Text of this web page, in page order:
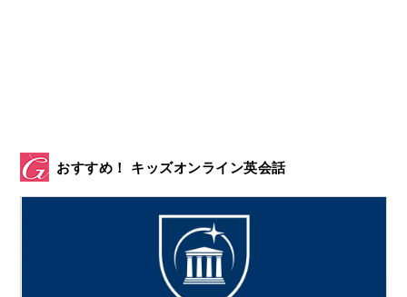
おすすめ！ キッズオンライン英会話